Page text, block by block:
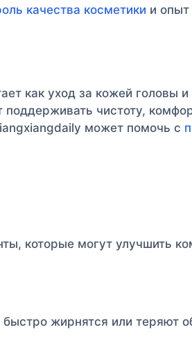
качества косметики и опыт
как уход за кожей головы и
чистоту,
может помочь с
которые могут улучшить
жирнятся или теряют